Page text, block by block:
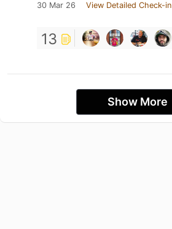
30 Mar 26 View Detailed Check-in
13
Show More